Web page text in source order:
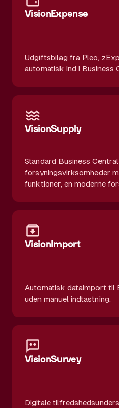
VisionExpense
Udgiftsbilag fra Pleo,
automatisk ind i Business
VisionSupply
Standard Business
forsyningsvirksomheder
funktioner, en moderne
VisionImport
Automatisk dataimport til
uden manuel indtastning.
VisionSurvey
Digitale